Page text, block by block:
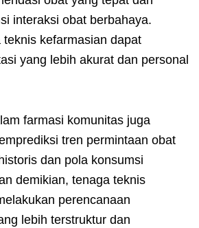
interaksi obat berbahaya.
teknis kefarmasian dapat
yang lebih akurat dan personal
farmasi komunitas juga
tren permintaan obat
dan pola konsumsi
demikian, tenaga teknis
perencanaan
lebih terstruktur dan